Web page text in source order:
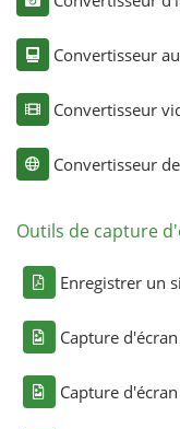
Convertisseur
Convertisseur
Convertisseur
Outils de capture
Enregistrer un
Capture
Capture